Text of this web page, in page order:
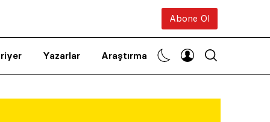
Abone Ol
Yazarlar Araştırma